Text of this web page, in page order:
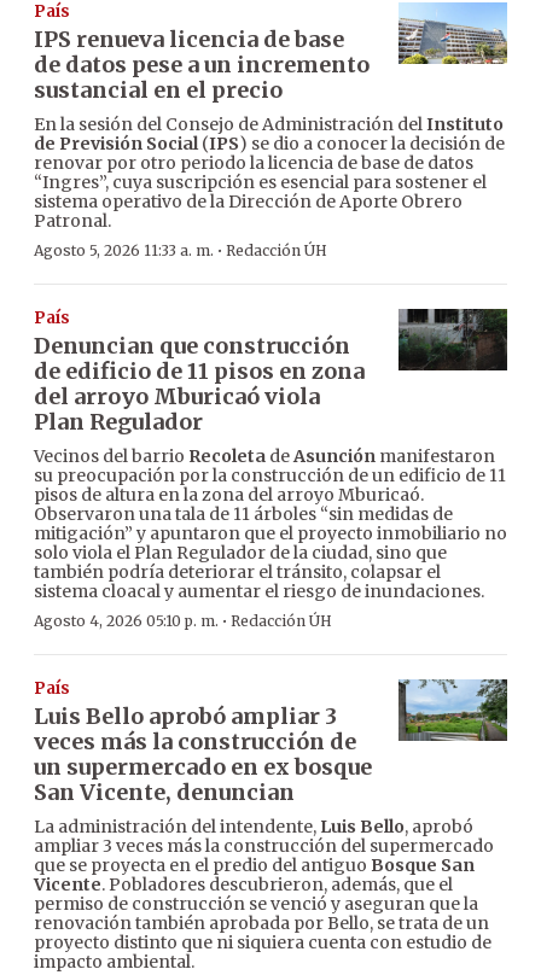
País
IPS renueva licencia de base
de datos pese a un incremento
sustancial en el precio
En la sesión del Consejo de Administración delInstituto
de Previsión Social(IPS) se dio a conocer la decisión de
renovar por otro periodo la licencia de base de datos
“Ingres”, cuya suscripción es esencial para sostener el
sistema operativo de la Dirección de Aporte Obrero
Patronal.
Agosto 5, 2026 11:33 a. m. · Redacción ÚH
País
Denuncian que construcción
de edificio de 11 pisos en zona
del arroyo Mburicaó viola
Plan Regulador
Vecinos del barrio Recoleta deAsunción manifestaron
su preocupación por la construcción de un edificio de 11
pisos de altura en la zona del arroyo Mburicaó.
Observaron una tala de 11 árboles “sin medidas de
mitigación” y apuntaron que el proyecto inmobiliario no
solo viola el Plan Regulador de la ciudad, sino que
también podría deteriorar el tránsito, colapsar el
sistema cloacal y aumentar el riesgo de inundaciones.
Agosto 4, 2026 05:10 p. m. · Redacción ÚH
País
Luis Bello aprobó ampliar 3
veces más la construcción de
un supermercado en ex bosque
San Vicente, denuncian
La administración del intendente, Luis Bello, aprobó
ampliar 3 veces más la construcción del supermercado
que se proyecta en el predio del antiguo Bosque San
Vicente. Pobladores descubrieron, además, que el
permiso de construcción se venció y aseguran que la
renovación también aprobada por Bello, se trata de un
proyecto distinto que ni siquiera cuenta con estudio de
impacto ambiental.